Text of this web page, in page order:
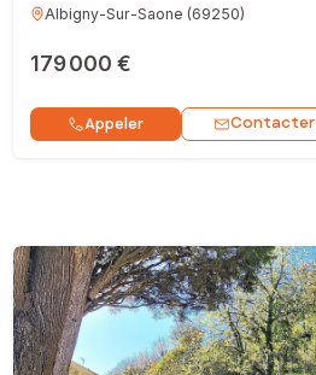
Albigny-Sur-Saone (69250)
179 000 €
Appeler Contacter